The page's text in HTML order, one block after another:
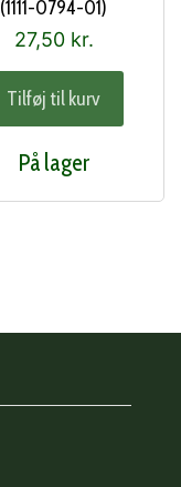
(1111-0794-01)
27,50 kr.
Tilføj til kurv
På lager